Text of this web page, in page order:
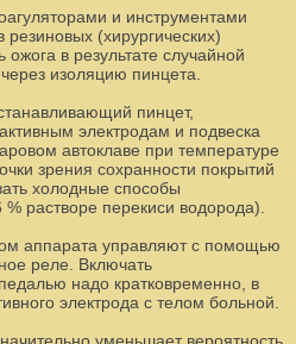
и инструментами
(хирургических)
ожога в результате случайной
изоляцию пинцета.
пинцет,
электродам и подвеска
автоклаве при температуре
зрения сохранности покрытий
холодные способы
растворе перекиси водорода).
аппарата управляют с помощью
реле. Включать
надо кратковременно, в
электрода с телом больной.